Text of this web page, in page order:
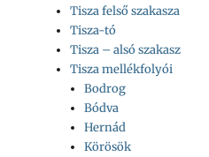
Tisza felső szakasza
Tisza-tó
Tisza – alsó szakasz
Tisza mellékfolyói
Bodrog
Bódva
Hernád
Körösök